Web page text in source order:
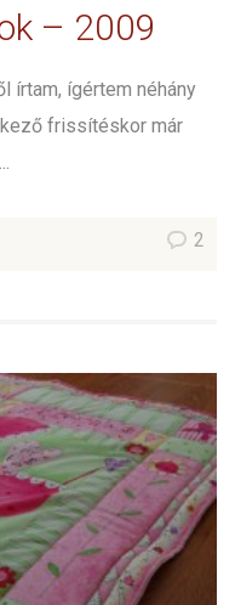
– 2009
írtam, ígértem néhány
frissítéskor már
2